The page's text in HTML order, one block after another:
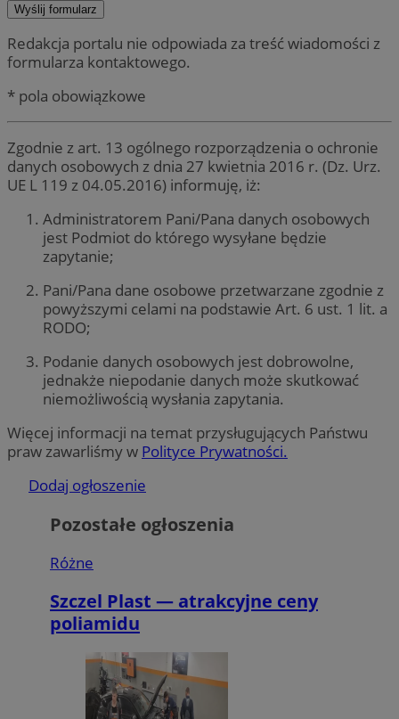
Redakcja portalu nie odpowiada za treść wiadomości z
formularza kontaktowego.
* pola obowiązkowe
Zgodnie z art. 13 ogólnego rozporządzenia o ochronie
danych osobowych z dnia 27 kwietnia 2016 r. (Dz. Urz.
UE L 119 z 04.05.2016) informuję, iż:
Administratorem Pani/Pana danych osobowych
jest Podmiot do którego wysyłane będzie
zapytanie;
Pani/Pana dane osobowe przetwarzane zgodnie z
powyższymi celami na podstawie Art. 6 ust. 1 lit. a
RODO;
Podanie danych osobowych jest dobrowolne,
jednakże niepodanie danych może skutkować
niemożliwością wysłania zapytania.
Więcej informacji na temat przysługujących Państwu
praw zawarliśmy w Polityce Prywatności.
Dodaj ogłoszenie
Pozostałe ogłoszenia
Różne
Szczel Plast — atrakcyjne ceny
poliamidu